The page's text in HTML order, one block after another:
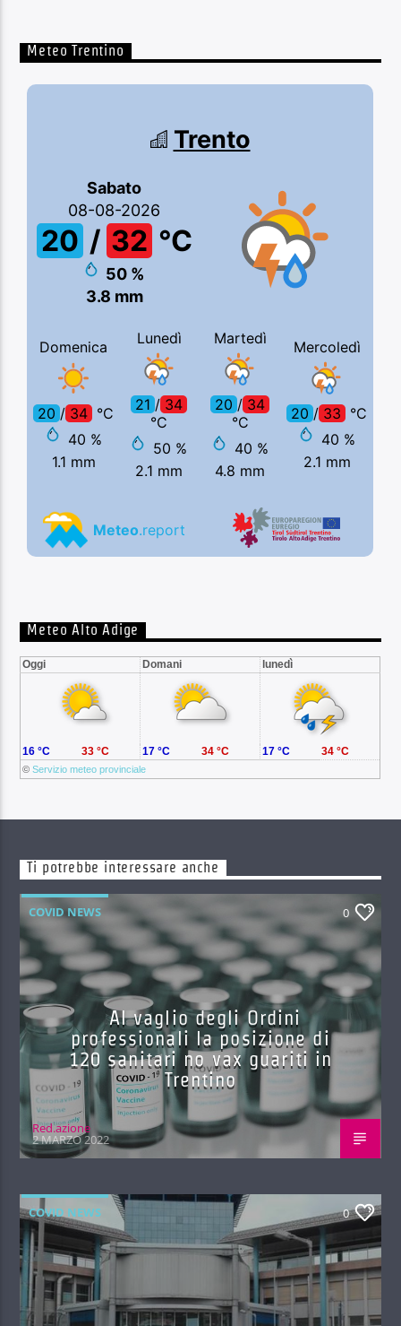
Meteo Trentino
Meteo Alto Adige
Oggi Domani lunedì
©Servizio meteo provinciale
16 °C 33 °C 17 °C 34 °C 17 °C 34 °C
Ti potrebbe interessare anche
COVID NEWS 0
Al vaglio degli Ordini
professionali la posizione di
120 sanitari no vax guariti in
Trentino
Red.azione
2 MARZO 2022
COVID NEWS 0